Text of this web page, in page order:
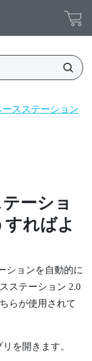
ースステーション
ーショ
ればよ
ションを自動的に
ステーション 2.0
らが使用されて
リを開きます。